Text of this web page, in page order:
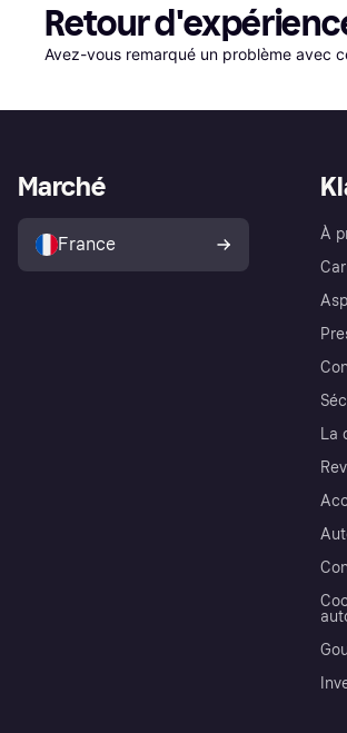
Retour
Avez-vous remarqué un problème avec
À
La
Marché
France